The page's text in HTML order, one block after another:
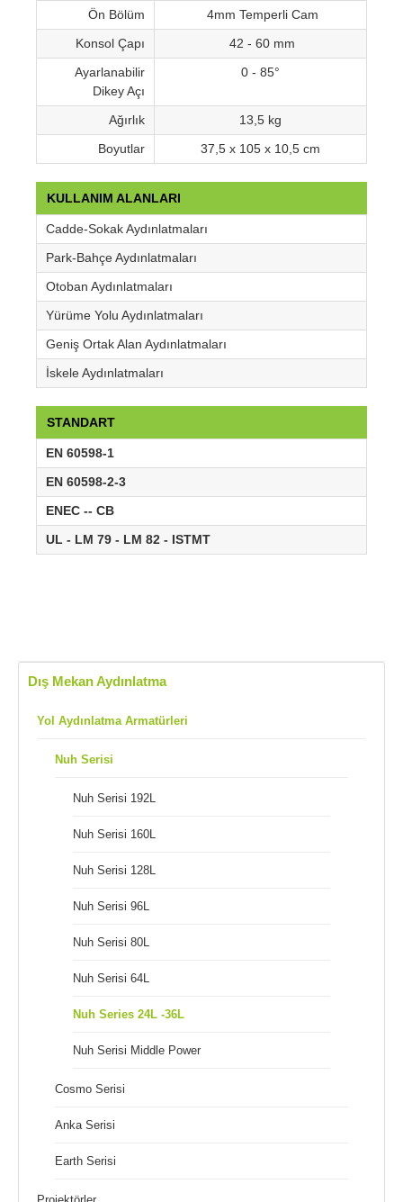
Dış Mekan Aydınlatma
Yol Aydınlatma Armatürleri
Nuh Serisi
Nuh Serisi 192L
Nuh Serisi 160L
Nuh Serisi 128L
Nuh Serisi 96L
Nuh Serisi 80L
Nuh Serisi 64L
Nuh Series 24L -36L
Nuh Serisi Middle Power
Cosmo Serisi
Anka Serisi
Earth Serisi
Ön Bölüm
4mm Temperli Cam
Konsol Çapı
42 - 60 mm
Ayarlanabilir
Dikey Açı
0 - 85°
Ağırlık
13,5 kg
Boyutlar
37,5 x 105 x 10,5 cm
KULLANIM ALANLARI
Cadde-Sokak Aydınlatmaları
Park-Bahçe Aydınlatmaları
Otoban Aydınlatmaları
Yürüme Yolu Aydınlatmaları
Geniş Ortak Alan Aydınlatmaları
İskele Aydınlatmaları
STANDART
EN 60598-1
EN 60598-2-3
ENEC -- CB
UL - LM 79 - LM 82 - ISTMT